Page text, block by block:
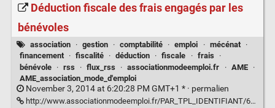
Déduction fiscale des frais engagés par les
bénévoles
association · gestion · comptabilité · emploi · mécénat
·
financement
· fiscalité · déduction · fiscale · frais
·
bénévole
· rss · flux_rss · associationmodeemploi.fr · AME
·
AME_association_mode_d'emploi
November 3, 2014 at 6:20:28 PM GMT+1 * · permalien
http://www.associationmodeemploi.fr/PAR_TPL_IDENTIFIANT/61913/TPL_CODE/TPL_ACTURES_FICHE/PROV/RSSRESEAU_SIT_V2AME/PAG_TITLE/D%E9duction+fiscale+des+frais+engag%E9s+par+les+b%E9n%E9voles+/2464-a-la-une.htm